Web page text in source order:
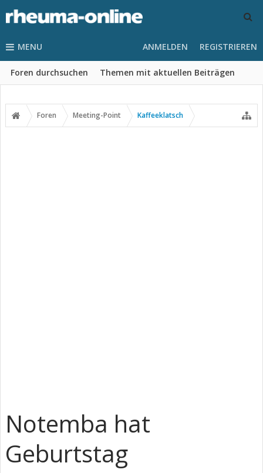
MENU
Foren durchsuchen Themen mit aktuellen Beiträgen
ANMELDEN REGISTRIEREN
Foren Meeting-Point Kaffeeklatsch
Notemba hat
Geburtstag